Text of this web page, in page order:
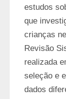
estudos
que
crianças
Revisão
realizada
seleção e
dados